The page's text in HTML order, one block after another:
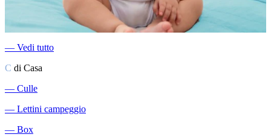
― Vedi tutto
C di Casa
― Culle
― Lettini campeggio
― Box